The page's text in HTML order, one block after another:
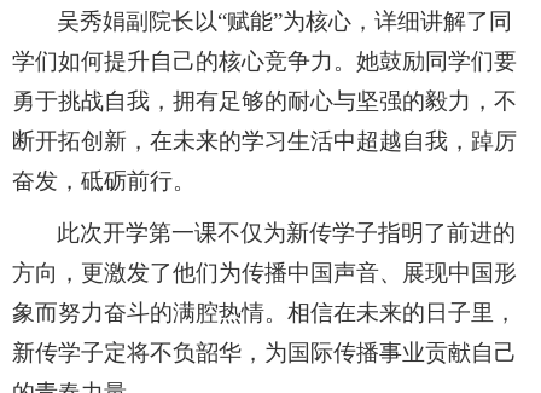
吴秀娟副院长以“赋能”为核心，详细讲解了同
学们如何提升自己的核心竞争力。她鼓励同学们要
勇于挑战自我，拥有足够的耐心与坚强的毅力，不
断开拓创新，在未来的学习生活中超越自我，踔厉
奋发，砥砺前行。
此次开学第一课不仅为新传学子指明了前进的
方向，更激发了他们为传播中国声音、展现中国形
象而努力奋斗的满腔热情。相信在未来的日子里，
新传学子定将不负韶华，为国际传播事业贡献自己